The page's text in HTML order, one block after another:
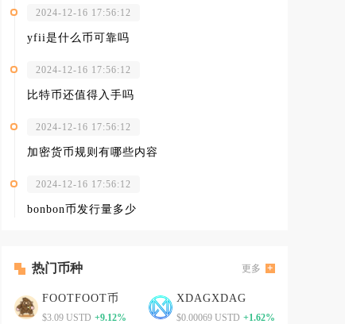
2024-12-16 17:56:12
yfii是什么币可靠吗
2024-12-16 17:56:12
比特币还值得入手吗
2024-12-16 17:56:12
加密货币规则有哪些内容
2024-12-16 17:56:12
bonbon币发行量多少
热门币种 更多
FOOTFOOT币
$3.09 USTD +9.12%
XDAGXDAG
$0.00069 USTD +1.62%